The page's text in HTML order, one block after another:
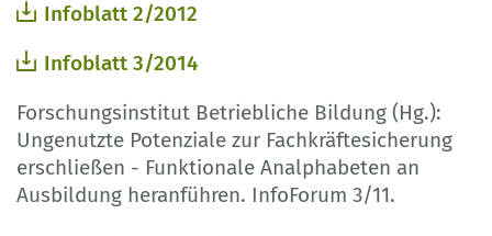
Infoblatt 2/2012
Infoblatt 3/2014
Forschungsinstitut Betriebliche Bildung (Hg.):
Ungenutzte Potenziale zur Fachkräftesicherung
erschließen - Funktionale Analphabeten an
Ausbildung heranführen. InfoForum 3/11.